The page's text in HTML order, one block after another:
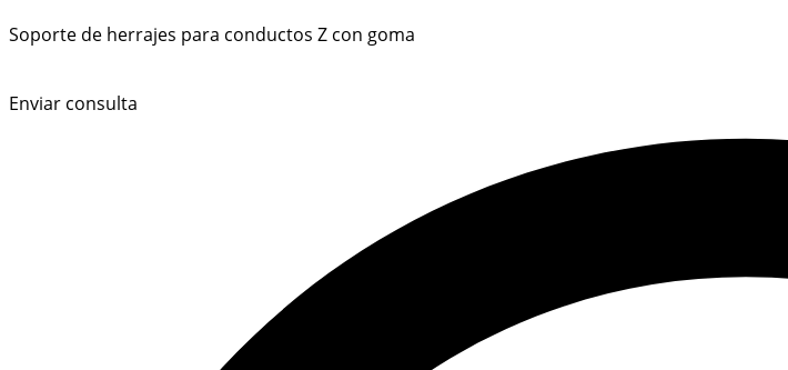
Soporte de herrajes para conductos Z con goma
Enviar consulta